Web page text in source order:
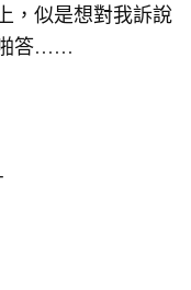
似是想對我訴說
啪答……